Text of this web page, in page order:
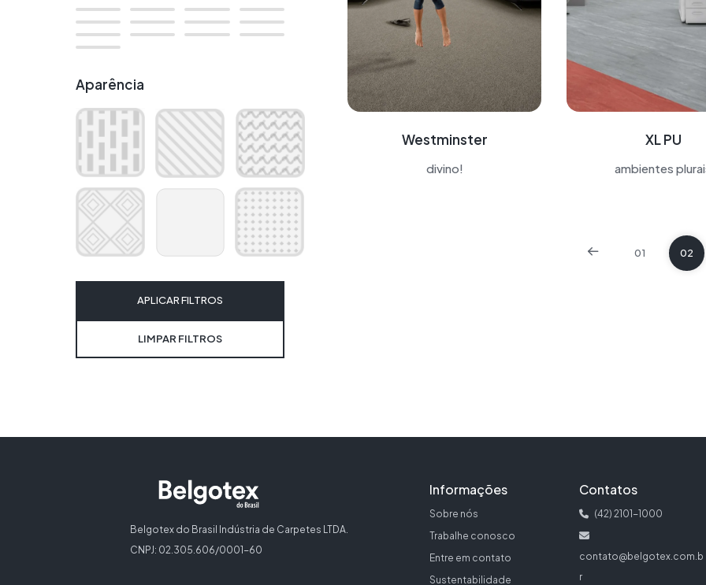
Westminster
divino!
XL PU
ambientes
01 02
Aparência
APLICAR FILTROS
LIMPAR FILTROS
Belgotex do Brasil Indústria de Carpetes LTDA.
CNPJ: 02.305.606/0001-60
Informações
Sobre nós
Trabalhe conosco
Entre em contato
Sustentabilidade
Contatos
(42) 2101-1000
contato@belgotex.com.b
r